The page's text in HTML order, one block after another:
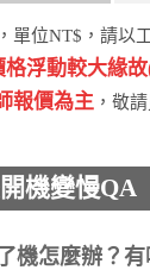
單位NT$，請以
浮動較⼤緣
報價為主 ，敬
機變慢QA
機怎麼辦？有